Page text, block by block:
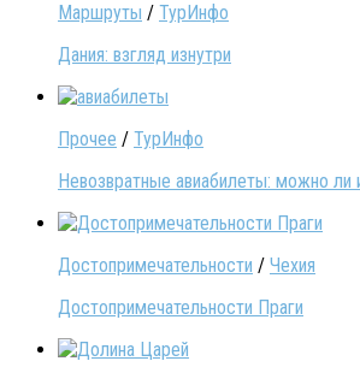
Маршруты / ТурИнфо
Дания: взгляд изнутри
Прочее / ТурИнфо
Невозвратные авиабилеты: можно ли
Достопримечательности / Чехия
Достопримечательности Праги